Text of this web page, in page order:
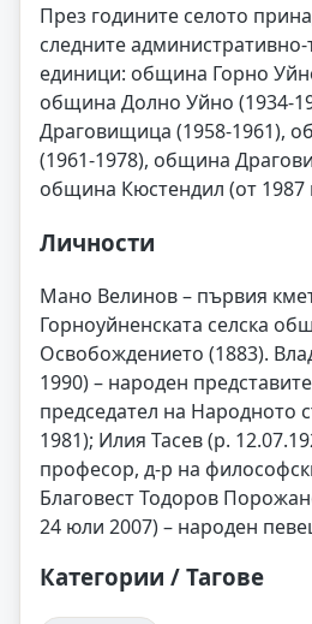
През годините селото
следните
единици: община Горно
община Долно Уйно (1934-
Драговищица (1958-1961),
(1961-1978), община
община Кюстендил (от 1987
Личности
Мано Велинов – първия
Горноуйненската селска
Освобождението (1883).
1990) – народен
председател на Народното
1981); Илия Тасев (р.
професор, д-р на
Благовест Тодоров
24 юли 2007) – народен
Категории / Тагове